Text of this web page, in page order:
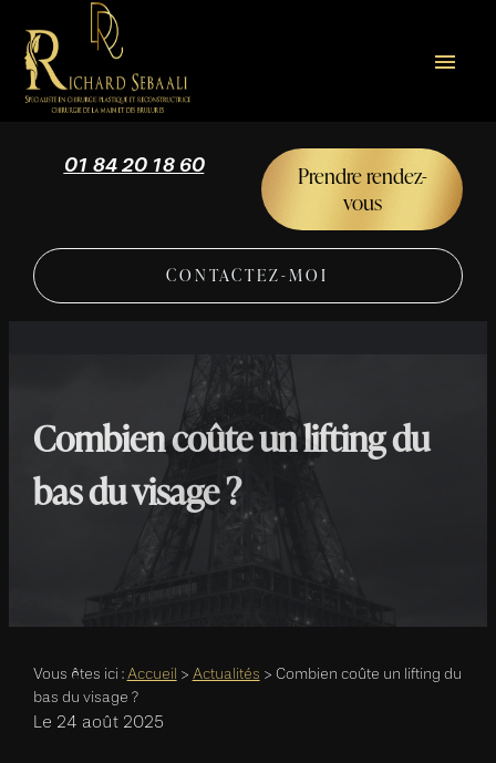
menu
01 84 20 18 60
Prendre rendez-
vous
CONTACTEZ-MOI
Combien coûte un lifting du
bas du visage ?
Vous êtes ici : Accueil > Actualités > Combien coûte un lifting du
bas du visage ?
Le 24 août 2025
Panneau de gestion des cookies